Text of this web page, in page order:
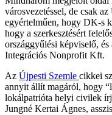
városvezetéssel, de csak
egyértelműen, hogy DK-s
hogy a szerkesztésért
országgyűlési képviselő,
Integrációs Nonprofit Kft.
Az Újpesti Szemle cikkei
annyit állít magáról, hogy
lokálpatrióta helyi civilek
Jungné Kertai Ágnes,